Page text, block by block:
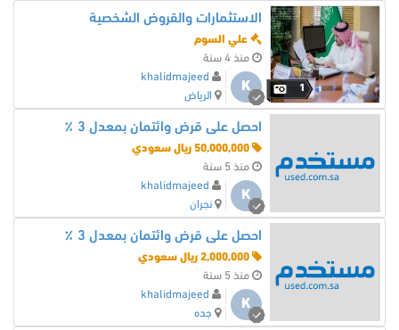
1
الاستثمارات والقروض الشخصية
علي السوم
منذ 4 سنة
K
khalidmajeed
الرياض
احصل على قرض وائتمان بمعدل 3 ٪
منذ 5 سنة
K
khalidmajeed
نجران
احصل على قرض وائتمان بمعدل 3 ٪
منذ 5 سنة
K
khalidmajeed
جده